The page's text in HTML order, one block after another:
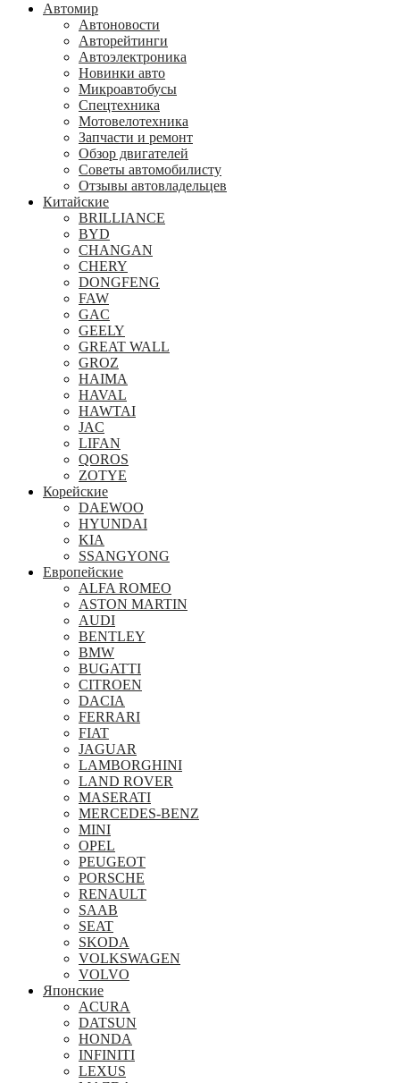
Автомир
Автоновости
Авторейтинги
Автоэлектроника
Новинки авто
Микроавтобусы
Спецтехника
Мотовелотехника
Запчасти и ремонт
Обзор двигателей
Советы автомобилисту
Отзывы автовладельцев
Китайские
BRILLIANCE
BYD
CHANGAN
CHERY
DONGFENG
FAW
GAC
GEELY
GREAT WALL
GROZ
HAIMA
HAVAL
HAWTAI
JAC
LIFAN
QOROS
ZOTYE
Корейские
DAEWOO
HYUNDAI
KIA
SSANGYONG
Европейские
ALFA ROMEO
ASTON MARTIN
AUDI
BENTLEY
BMW
BUGATTI
CITROEN
DACIA
FERRARI
FIAT
JAGUAR
LAMBORGHINI
LAND ROVER
MASERATI
MERCEDES-BENZ
MINI
OPEL
PEUGEOT
PORSCHE
RENAULT
SAAB
SEAT
SKODA
VOLKSWAGEN
VOLVO
Японские
ACURA
DATSUN
HONDA
INFINITI
LEXUS